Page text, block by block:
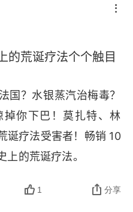
的荒诞疗法个个触目
国？水银蒸汽治梅毒？
你下巴！莫扎特、林
诞疗法受害者！畅销 10
的荒诞疗法。
1 分享